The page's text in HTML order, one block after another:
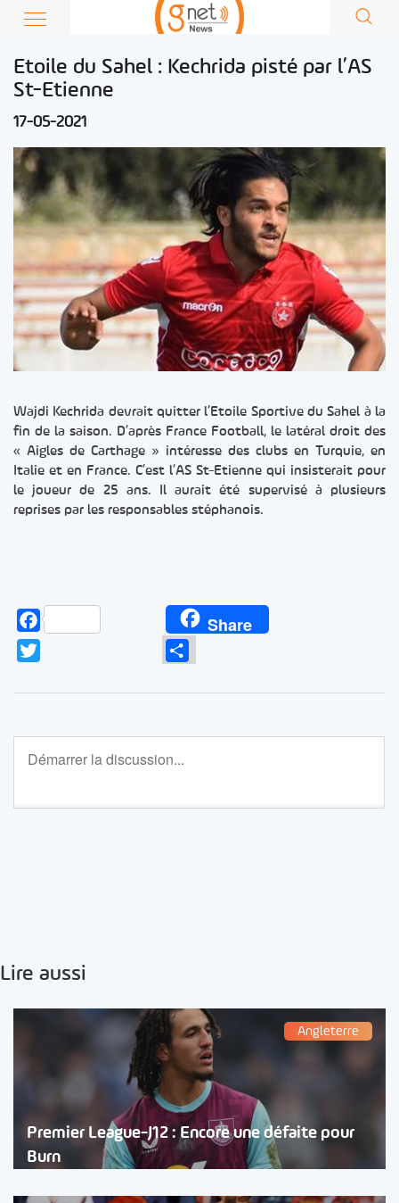
Etoile du Sahel : Kechrida pisté par l’AS
St-Etienne
17-05-2021
Wajdi Kechrida devrait quitter l’Etoile Sportive du Sahel à la
fin de la saison. D’après France Football, le latéral droit des
« Aigles de Carthage » intéresse des clubs en Turquie, en
Italie et en France. C’est l’AS St-Etienne qui insisterait pour
le joueur de 25 ans. Il aurait été supervisé à plusieurs
reprises par les responsables stéphanois.
Facebook Share
Lire aussi
Angleterre
Premier League-J12 : Encore une défaite pour
Burn